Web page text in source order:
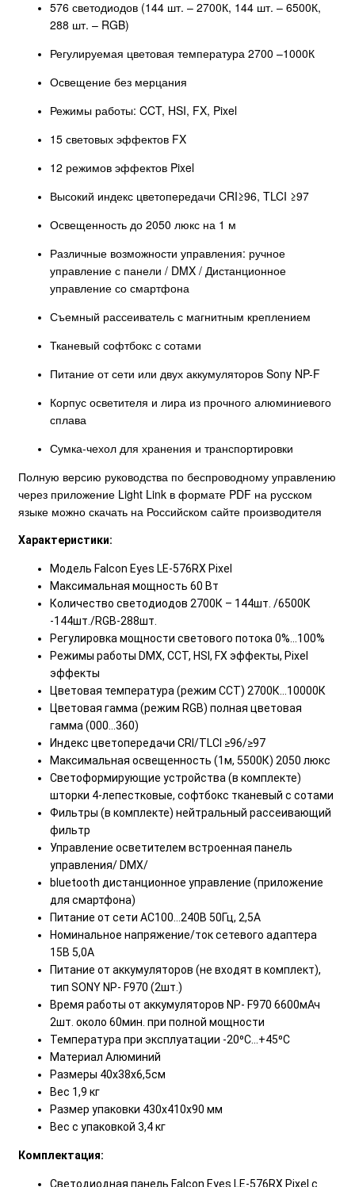
576 светодиодов (144 шт. – 2700К, 144 шт. – 6500К,
288 шт. – RGB)
Регулируемая цветовая температура 2700 –1000К
Освещение без мерцания
Режимы работы: CCT, HSI, FX, Pixel
15 световых эффектов FX
12 режимов эффектов Pixel
Высокий индекс цветопередачи CRI≥96, TLCI ≥97
Освещенность до 2050 люкс на 1 м
Различные возможности управления: ручное
управление с панели / DMX / Дистанционное
управление со смартфона
Съемный рассеиватель с магнитным креплением
Тканевый софтбокс с сотами
Питание от сети или двух аккумуляторов Sony NP-F
Корпус осветителя и лира из прочного алюминиевого
сплава
Сумка-чехол для хранения и транспортировки
Полную версию руководства по беспроводному управлению
через приложение Light Link в формате PDF на русском
языке можно скачать на Российском сайте производителя
Характеристики:
Модель Falcon Eyes LE-576RX Pixel
Максимальная мощность 60 Вт
Количество светодиодов 2700К – 144шт. /6500К
-144шт./RGB-288шт.
Регулировка мощности светового потока 0%...100%
Режимы работы DMX, CCT, HSI, FX эффекты, Pixel
эффекты
Цветовая температура (режим CCT) 2700К…10000К
Цветовая гамма (режим RGB) полная цветовая
гамма (000…360)
Индекс цветопередачи CRI/TLCI ≥96/≥97
Максимальная освещенность (1м, 5500К) 2050 люкс
Светоформирующие устройства (в комплекте)
шторки 4-лепестковые, софтбокс тканевый с сотами
Фильтры (в комплекте) нейтральный рассеивающий
фильтр
Управление осветителем встроенная панель
управления/ DMX/
bluetooth дистанционное управление (приложение
для смартфона)
Питание от сети AC100…240В 50Гц, 2,5А
Номинальное напряжение/ток сетевого адаптера
15В 5,0А
Питание от аккумуляторов (не входят в комплект),
тип SONY NP- F970 (2шт.)
Время работы от аккумуляторов NP- F970 6600мАч
2шт. около 60мин. при полной мощности
Температура при эксплуатации -20⁰С…+45⁰С
Материал Алюминий
Размеры 40х38х6,5см
Вес 1,9 кг
Размер упаковки 430х410х90 мм
Вес с упаковкой 3,4 кг
Комплектация:
Светодиодная панель Falcon Eyes LE-576RX Pixel с